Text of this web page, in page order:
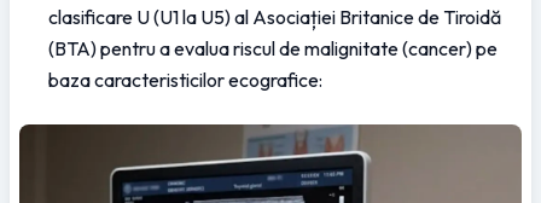
clasificare U (U1 la U5) al Asociației Britanice de Tiroidă
(BTA) pentru a evalua riscul de malignitate (cancer) pe
baza caracteristicilor ecografice: